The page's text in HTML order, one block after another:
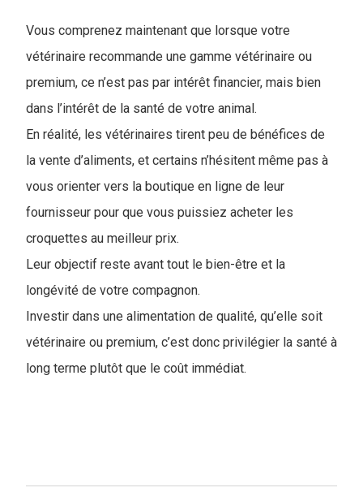
Vous comprenez maintenant que lorsque votre
vétérinaire recommande une gamme vétérinaire ou
premium, ce n’est pas par intérêt financier, mais bien
dans l’intérêt de la santé de votre animal.
En réalité, les vétérinaires tirent peu de bénéfices de
la vente d’aliments, et certains n’hésitent même pas à
vous orienter vers la boutique en ligne de leur
fournisseur pour que vous puissiez acheter les
croquettes au meilleur prix.
Leur objectif reste avant tout le bien-être et la
longévité de votre compagnon.
Investir dans une alimentation de qualité, qu’elle soit
vétérinaire ou premium, c’est donc privilégier la santé à
long terme plutôt que le coût immédiat.